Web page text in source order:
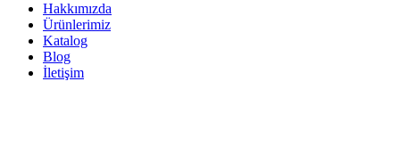
Hakkımızda
Ürünlerimiz
Katalog
Blog
İletişim